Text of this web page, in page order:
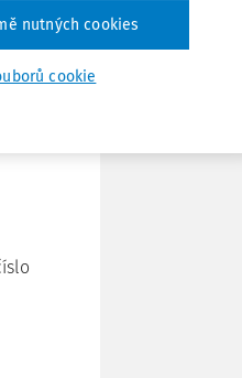
cookie
nutných cookies